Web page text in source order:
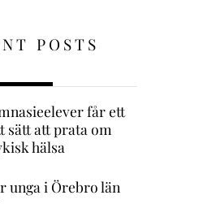
POSTS
får ett
sätt att prata om
hälsa
unga i Örebro län